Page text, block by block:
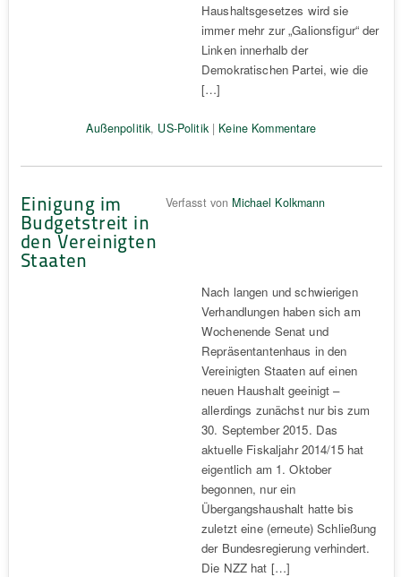
Haushaltsgesetzes wird sie
immer mehr zur „Galionsfigur“ der
Linken innerhalb der
Demokratischen Partei, wie die
[…]
Außenpolitik, US-Politik| Keine Kommentare
Einigung im
Budgetstreit in
den Vereinigten
Staaten
Verfasst von Michael Kolkmann
Nach langen und schwierigen
Verhandlungen haben sich am
Wochenende Senat und
Repräsentantenhaus in den
Vereinigten Staaten auf einen
neuen Haushalt geeinigt –
allerdings zunächst nur bis zum
30. September 2015. Das
aktuelle Fiskaljahr 2014/15 hat
eigentlich am 1. Oktober
begonnen, nur ein
Übergangshaushalt hatte bis
zuletzt eine (erneute) Schließung
der Bundesregierung verhindert.
Die NZZ hat […]